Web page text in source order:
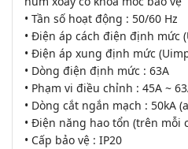
• Tần số hoạt động : 50/60 Hz
• Điện áp cách điện định mức
• Điện áp xung định mức
• Dòng điện định mức : 63A
• Phạm vi điều chỉnh : 45A ~
• Dòng cắt ngắn mạch : 50kA
• Điện năng hao tổn (trên mỗi
• Cấp bảo vệ : IP20